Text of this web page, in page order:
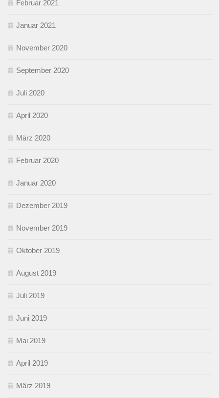
Februar 2021
Januar 2021
November 2020
September 2020
Juli 2020
April 2020
März 2020
Februar 2020
Januar 2020
Dezember 2019
November 2019
Oktober 2019
August 2019
Juli 2019
Juni 2019
Mai 2019
April 2019
März 2019